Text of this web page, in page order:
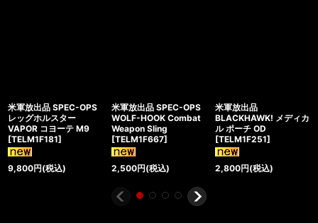
米軍放出品 SPEC-OPS
レッグホルスター
VAPOR コヨーテ M9
[TELM1F181]
9,800円(税込)
米軍放出品 SPEC-OPS
WOLF-HOOK Combat
Weapon Sling
[TELM1F667]
2,500円(税込)
米軍放出品
BLACKHAWK! メディカ
ル ポーチ OD
[TELM1F251]
2,800円(税込)